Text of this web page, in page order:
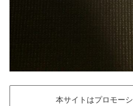
本サイトはプロモー